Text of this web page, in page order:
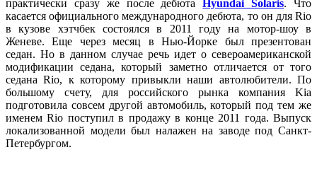
практически сразу же после дебюта Hyundai Solaris. Что
касается официального международного дебюта, то он для Rio
в кузове хэтчбек состоялся в 2011 году на мотор-шоу в
Женеве. Еще через месяц в Нью-Йорке был презентован
седан. Но в данном случае речь идет о североамериканской
модификации седана, который заметно отличается от того
седана Rio, к которому привыкли наши автолюбители. По
большому счету, для российского рынка компания Kia
подготовила совсем другой автомобиль, который под тем же
именем Rio поступил в продажу в конце 2011 года. Выпуск
локализованной модели был налажен на заводе под Санкт-
Петербургом.